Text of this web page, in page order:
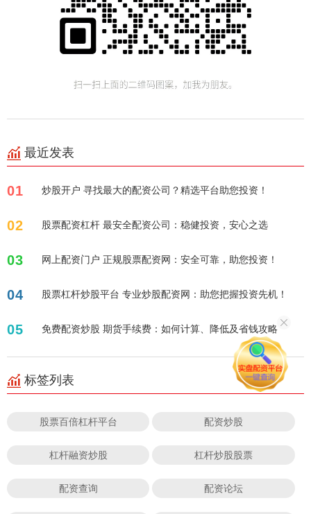
最近发表
01 炒股开户 寻找最大的配资公司？精选平台助您投资！
02 股票配资杠杆 最安全配资公司：稳健投资，安心之选
03 网上配资门户 正规股票配资网：安全可靠，助您投资！
04 股票杠杆炒股平台 专业炒股配资网：助您把握投资先机！
05 免费配资炒股 期货手续费：如何计算、降低及省钱攻略
标签列表
股票百倍杠杆平台 配资炒股
杠杆融资炒股 杠杆炒股股票
配资查询 配资论坛